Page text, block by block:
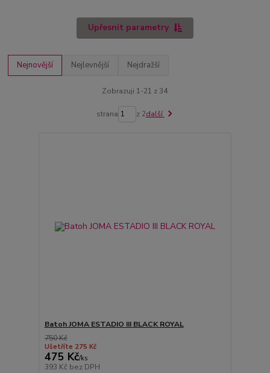
Upřesnit parametry
Nejnovější Nejlevnější Nejdražší
Zobrazuji 1-21 z 34
strana z 2další
Batoh JOMA ESTADIO III BLACK ROYAL
750 Kč
Ušetříte 275 Kč
475 Kč/ks
393 Kč bez DPH